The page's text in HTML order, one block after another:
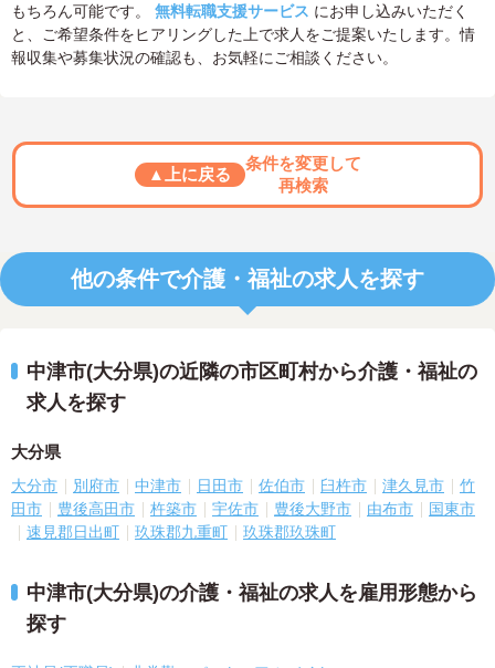
もちろん可能です。 無料転職支援サービス にお申し込みいただく
と、ご希望条件をヒアリングした上で求人をご提案いたします。情
報収集や募集状況の確認も、お気軽にご相談ください。
▲上に戻る
条件を変更して
再検索
他の条件で介護・福祉の求人を探す
中津市(大分県)の近隣の市区町村から介護・福祉の
求人を探す
大分県
大分市 別府市 中津市 日田市 佐伯市 臼杵市 津久見市
竹
田市
豊後高田市 杵築市 宇佐市 豊後大野市 由布市
国東市
速見郡日出町
玖珠郡九重町 玖珠郡玖珠町
中津市(大分県)の介護・福祉の求人を雇用形態から
探す